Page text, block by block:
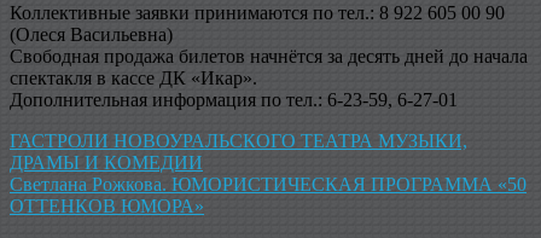
Коллективные заявки принимаются по тел.: 8 922 605 00 90
(Олеся Васильевна)
Свободная продажа билетов начнётся за десять дней до начала
спектакля в кассе ДК «Икар».
Дополнительная информация по тел.: 6-23-59, 6-27-01
Навигация
по
записям
ГАСТРОЛИ НОВОУРАЛЬСКОГО ТЕАТРА МУЗЫКИ,
ДРАМЫ И КОМЕДИИ
Светлана Рожкова. ЮМОРИСТИЧЕСКАЯ ПРОГРАММА «50
ОТТЕНКОВ ЮМОРА»